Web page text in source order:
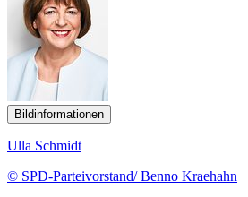
Bildinformationen
Ulla Schmidt
© SPD-Parteivorstand/ Benno Kraehahn